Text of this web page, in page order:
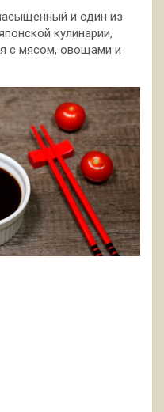
и один из
кулинарии,
с мясом, овощами и